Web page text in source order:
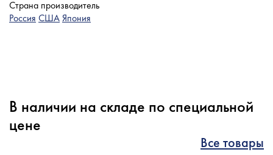
Страна производитель
Россия СШАЯпония
В наличии на складе по специальной
цене
Все товары